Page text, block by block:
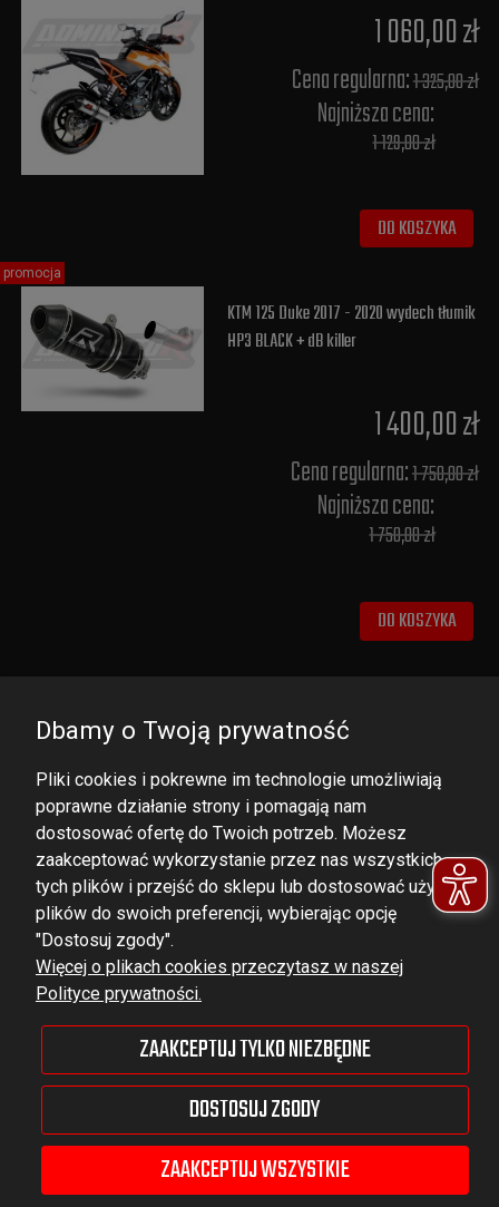
1 060,00 zł
Cena regularna:1 325,00 zł
Najniższa cena:
1 129,00 zł
DO KOSZYKA
KTM 125 Duke 2017 - 2020 wydech tłumik
HP3 BLACK + dB killer
1 400,00 zł
Cena regularna:1 750,00 zł
Najniższa cena:
1 750,00 zł
DO KOSZYKA
promocja
DOMINATOR GROUP Sp. z o.o.
Ludowa 59, 43-514 Kaniów,
POLAND
VAT ID No.: 6521751083
dominator@dominator.pl
© Copyright 2022 | Dominator Group Sp. z o. o.
Dbamy o Twoją prywatność
Pliki cookies i pokrewne im technologie umożliwiają
poprawne działanie strony i pomagają nam
dostosować ofertę do Twoich potrzeb. Możesz
zaakceptować wykorzystanie przez nas wszystkich
tych plików i przejść do sklepu lub dostosować użycie
plików do swoich preferencji, wybierając opcję
"Dostosuj zgody".
Więcej o plikach cookies przeczytasz w naszej
Polityce prywatności.
ZAAKCEPTUJ TYLKO NIEZBĘDNE
DOSTOSUJ ZGODY
ZAAKCEPTUJ WSZYSTKIE